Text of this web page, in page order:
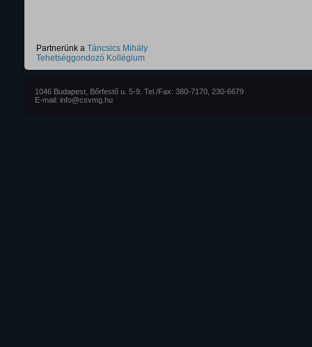
Partnerünk a Táncsics Mihály
Tehetséggondozó Kollégium
1046 Budapest, Bőrfestő u. 5-9. Tel./Fax: 380-7170, 230-6679
E-mail: info@csvmg.hu